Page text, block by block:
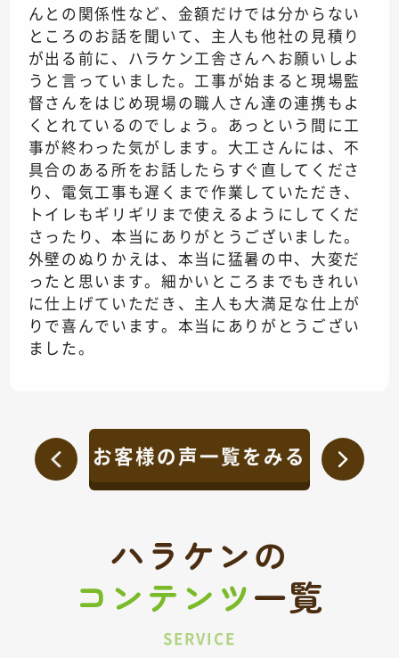
んとの関係性など、金額だけでは分からない
ところのお話を聞いて、主人も他社の見積り
が出る前に、ハラケン工舎さんへお願いしよ
うと言っていました。工事が始まると現場監
督さんをはじめ現場の職人さん達の連携もよ
くとれているのでしょう。あっという間に工
事が終わった気がします。大工さんには、不
具合のある所をお話したらすぐ直してくださ
り、電気工事も遅くまで作業していただき、
トイレもギリギリまで使えるようにしてくだ
さったり、本当にありがとうございました。
外壁のぬりかえは、本当に猛暑の中、大変だ
ったと思います。細かいところまでもきれい
に仕上げていただき、主人も大満足な仕上が
りで喜んでいます。本当にありがとうござい
ました。
お客様の声一覧をみる
ハラケンの
コンテンツ一覧
SERVICE